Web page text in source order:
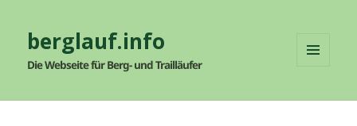
berglauf.info
Die Webseite für Berg- und Trailläufer
WIDGETS